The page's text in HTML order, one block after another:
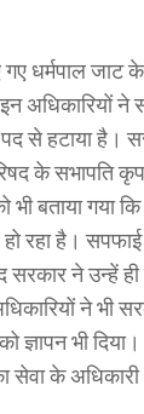
धर्मपाल जाट
अधिकारियों
से हटाया है।
के सभापति
बताया गया कि
रहा है। सपफाई
ने उन्हें
ने भी
ज्ञापन भी
सेवा के